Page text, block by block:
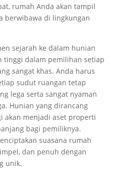
rumah Anda akan tampil
berwibawa di lingkungan
sejarah ke dalam hunian
tinggi dalam pemilihan setiap
sangat khas. Anda harus
sudut ruangan tetap
lega serta sangat nyaman
Hunian yang dirancang
akan menjadi aset properti
bagi pemiliknya.
suasana rumah
dan penuh dengan
unik.